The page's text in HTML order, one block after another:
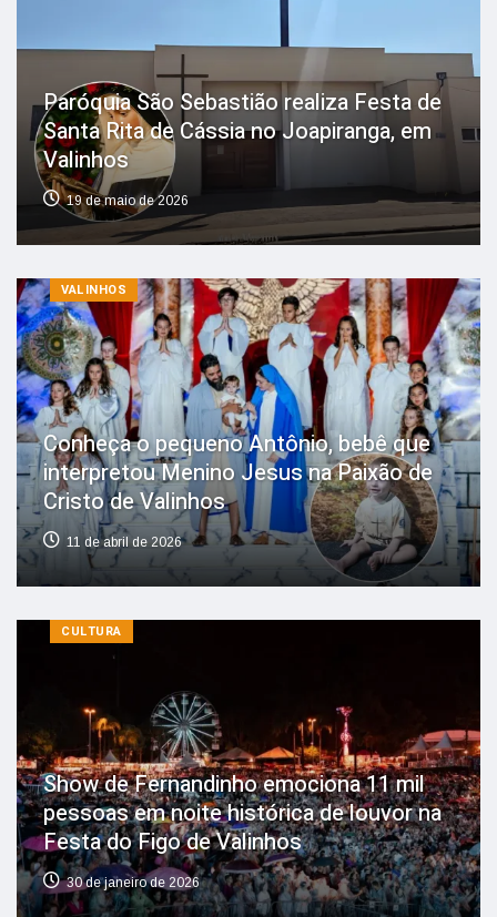
Paróquia São Sebastião realiza Festa de
Santa Rita de Cássia no Joapiranga, em
Valinhos
19 de maio de 2026
VALINHOS
Conheça o pequeno Antônio, bebê que
interpretou Menino Jesus na Paixão de
Cristo de Valinhos
11 de abril de 2026
CULTURA
Show de Fernandinho emociona 11 mil
pessoas em noite histórica de louvor na
Festa do Figo de Valinhos
30 de janeiro de 2026